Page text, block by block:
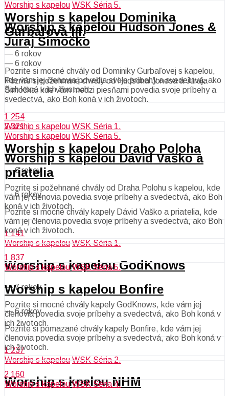
Worship s kapelou WSK Séria 5.
Worship s kapelou Hudson Jones &
Juraj Šimočko
— 6 rokov
Pozrite si požehnané chvály od Hudsona Jonesa a Juraja
Šimočka, kde vám medzi piesňami povedia svoje príbehy a
svedectvá, ako Boh koná v ich životoch.
2 321
Worship s kapelou WSK Séria 5.
Worship s kapelou Dávid Vaško a
priatelia
— 6 rokov
Pozrite si mocné chvály kapely Dávid Vaško a priatelia, kde
vám jej členovia povedia svoje príbehy a svedectvá, ako Boh
koná v ich životoch.
1 837
Worship s kapelou WSK Séria 5.
Worship s kapelou Bonfire
— 6 rokov
Pozrite si pomazané chvály kapely Bonfire, kde vám jej
členovia povedia svoje príbehy a svedectvá, ako Boh koná v
ich životoch.
2 160
Worship s kapelou WSK Séria 4.
Worship s kapelou Dominika
Gurbaľová III.
— 6 rokov
Pozrite si mocné chvály od Dominiky Gurbaľovej s kapelou,
kde vám jej členovia povedia svoje príbehy a svedectvá, ako
Boh koná v ich životoch.
1 254
Worship s kapelou WSK Séria 1.
Worship s kapelou Draho Poloha
— 6 rokov
Pozrite si požehnané chvály od Draha Polohu s kapelou, kde
vám jej členovia povedia svoje príbehy a svedectvá, ako Boh
koná v ich životoch.
1 141
Worship s kapelou WSK Séria 1.
Worship s kapelou GodKnows
— 7 rokov
Pozrite si mocné chvály kapely GodKnows, kde vám jej
členovia povedia svoje príbehy a svedectvá, ako Boh koná v
ich životoch.
1 237
Worship s kapelou WSK Séria 2.
Worship s kpelou NHM